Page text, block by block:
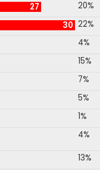
27
20%
30 22%
4%
15%
7%
5%
1%
4%
13%